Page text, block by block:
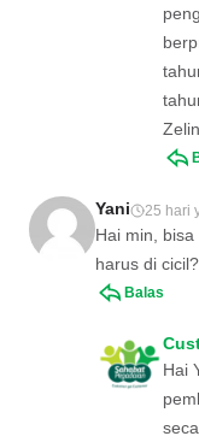
Zelin
Yani 25 hari
Hai min,
harus di
Balas
Hai